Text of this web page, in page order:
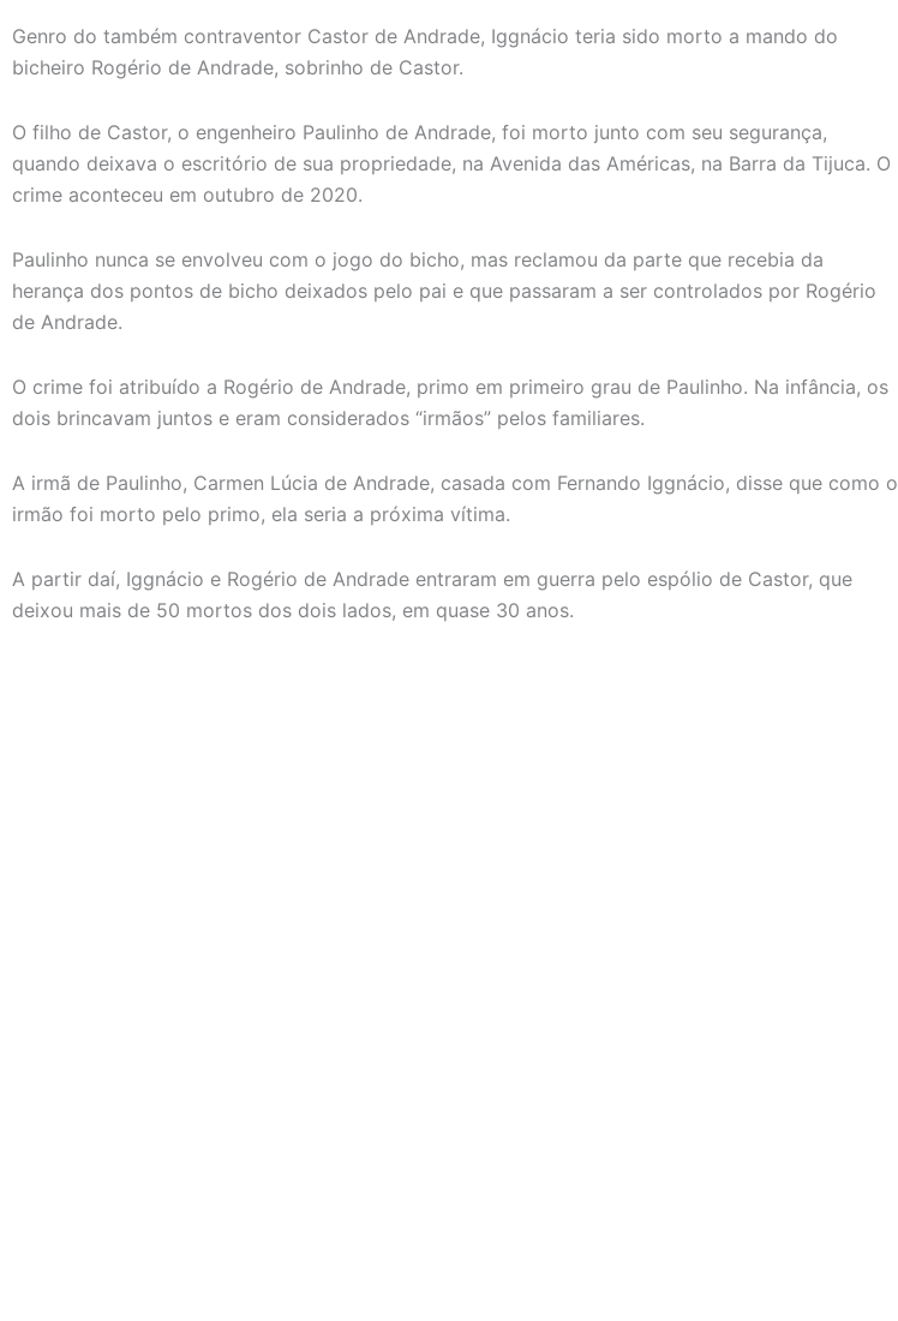
Genro do também contraventor Castor de Andrade, Iggnácio teria sido morto a mando do
bicheiro Rogério de Andrade, sobrinho de Castor.
O filho de Castor, o engenheiro Paulinho de Andrade, foi morto junto com seu segurança,
quando deixava o escritório de sua propriedade, na Avenida das Américas, na Barra da Tijuca. O
crime aconteceu em outubro de 2020.
Paulinho nunca se envolveu com o jogo do bicho, mas reclamou da parte que recebia da
herança dos pontos de bicho deixados pelo pai e que passaram a ser controlados por Rogério
de Andrade.
O crime foi atribuído a Rogério de Andrade, primo em primeiro grau de Paulinho. Na infância, os
dois brincavam juntos e eram considerados “irmãos” pelos familiares.
A irmã de Paulinho, Carmen Lúcia de Andrade, casada com Fernando Iggnácio, disse que como o
irmão foi morto pelo primo, ela seria a próxima vítima.
A partir daí, Iggnácio e Rogério de Andrade entraram em guerra pelo espólio de Castor, que
deixou mais de 50 mortos dos dois lados, em quase 30 anos.